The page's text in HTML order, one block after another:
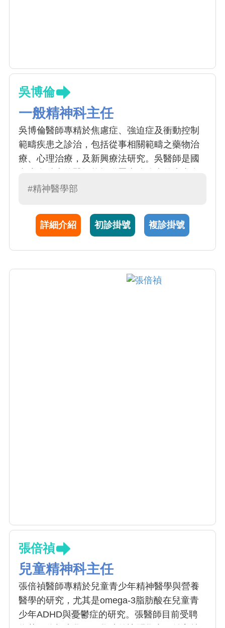
吳博倫
一般精神科主任
吳博倫醫師專精於焦慮症、強迫症及衝動控制
範疇疾患之診治，包括從事相關範疇之藥物治
療、心理治療，及新興療法研究。吳醫師是國
面向評估及服務，以及對難治型強迫症進行研
務、教學，及訓練；包括腫瘤心理學、器官移
植、兒童罕見疾病及自殺防治等之評估服務。
#精神醫學部
詳細介紹 初診掛號 複診掛號
張倍禎
兒童精神科主任
張倍禎醫師專精於兒童青少年精神醫學與營養
醫學的研究，尤其是omega-3脂肪酸在兒童青
少年ADHD與憂鬱症的研究。張醫師目前受聘